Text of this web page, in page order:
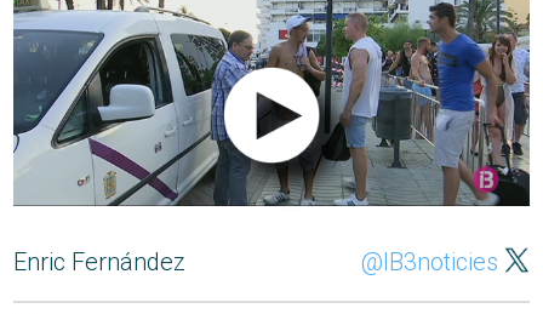
Enric Fernández @IB3noticies